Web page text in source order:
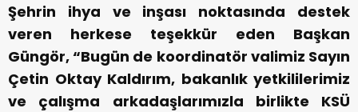
Şehrin ihya ve inşası noktasında destek
veren herkese teşekkür eden Başkan
Güngör, “Bugün de koordinatör valimiz Sayın
Çetin Oktay Kaldırım, bakanlık yetkililerimiz
ve çalışma arkadaşlarımızla birlikte KSÜ